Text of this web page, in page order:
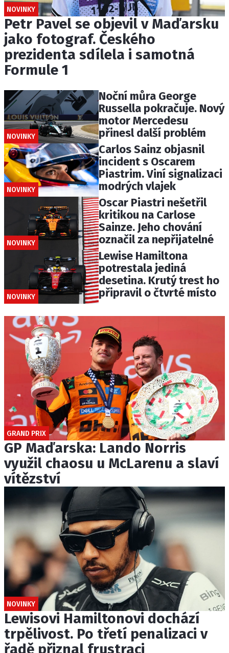
NOVINKY
Petr Pavel se objevil v Maďarsku
jako fotograf. Českého
prezidenta sdílela i samotná
Formule 1
NOVINKY
Noční můra George
Russella pokračuje. Nový
motor Mercedesu
přinesl další problém
NOVINKY
Carlos Sainz objasnil
incident s Oscarem
Piastrim. Viní signalizaci
modrých vlajek
NOVINKY
Oscar Piastri nešetřil
kritikou na Carlose
Sainze. Jeho chování
označil za nepřijatelné
NOVINKY
Lewise Hamiltona
potrestala jediná
desetina. Krutý trest ho
připravil o čtvrté místo
GRAND PRIX
GP Maďarska: Lando Norris
využil chaosu u McLarenu a slaví
vítězství
NOVINKY
Lewisovi Hamiltonovi dochází
trpělivost. Po třetí penalizaci v
řadě přiznal frustraci